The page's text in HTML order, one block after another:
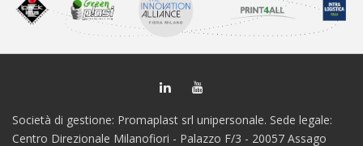
Società di gestione: Promaplast srl unipersonale. Sede legale:
Centro Direzionale Milanofiori - Palazzo F/3 - 20057 Assago